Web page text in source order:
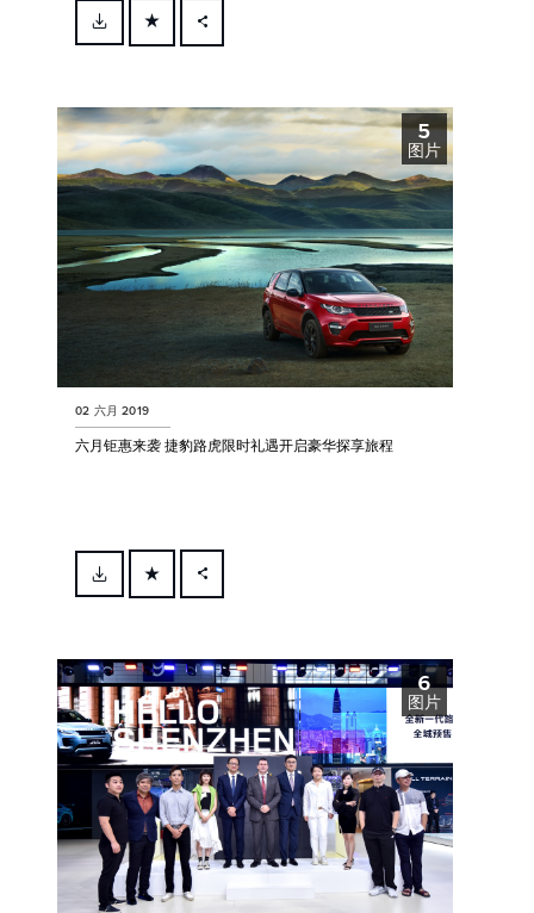
FACEBOOK
LINKEDIN
SHARE
5
图片
02 六月 2019
六月钜惠来袭 捷豹路虎限时礼遇开启豪华探享旅程
FACEBOOK
LINKEDIN
SHARE
6
图片